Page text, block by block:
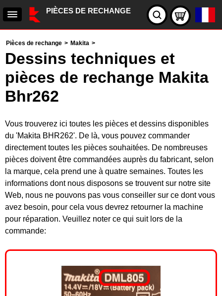
PIÈCES DE RECHANGE
Pièces de rechange > Makita >
Dessins techniques et
pièces de rechange Makita
Bhr262
Vous trouverez ici toutes les pièces et dessins disponibles
du 'Makita BHR262'. De là, vous pouvez commander
directement toutes les pièces souhaitées. De nombreuses
pièces doivent être commandées auprès du fabricant, selon
la marque, cela prend une à quatre semaines. Toutes les
informations dont nous disposons se trouvent sur notre site
Web, nous ne pouvons pas vous conseiller sur ce dont vous
avez besoin, pour cela vous devrez retourner la machine
pour réparation. Veuillez noter ce qui suit lors de la
commande: